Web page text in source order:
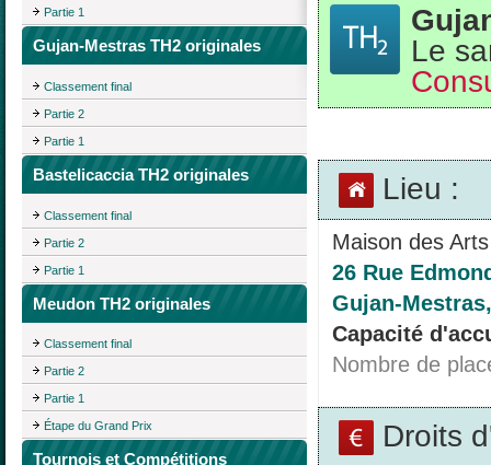
Partie 1
Gujan-Mestras TH2 originales
Classement final
Partie 2
Partie 1
Bastelicaccia TH2 originales
Classement final
Partie 2
Partie 1
Meudon TH2 originales
Classement final
Partie 2
Partie 1
Étape du Grand Prix
Tournois et Compétitions
Le
Lieu :
Maison des Arts
26 Rue
Gujan-
Capacité
Nombre de
Droits